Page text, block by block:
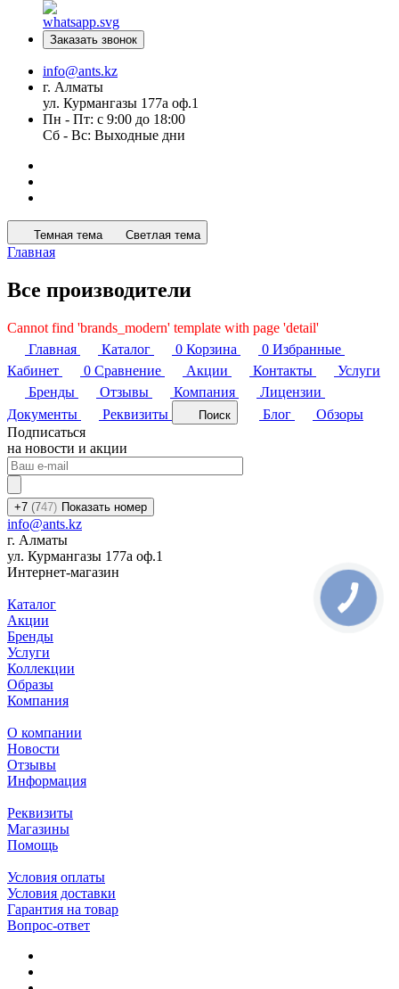
Заказать звонок
info@ants.kz
г. Алматы
ул. Курмангазы 177а оф.1
Пн - Пт: с 9:00 до 18:00
Сб - Вс: Выходные дни
Темная тема Светлая тема
Главная
Все производители
Cannot find 'brands_modern' template with page 'detail'
Главная
Каталог 0 Корзина 0 Избранные
Кабинет
0 Сравнение Акции Контакты
Услуги
Бренды
Отзывы Компания
Лицензии
Документы
Реквизиты Поиск Блог
Обзоры
Подписаться
на новости и акции
+7 (747) Показать номер
info@ants.kz
г. Алматы
ул. Курмангазы 177а оф.1
Интернет-магазин
Каталог
Акции
Бренды
Услуги
Коллекции
Образы
Компания
О компании
Новости
Отзывы
Информация
Реквизиты
Магазины
Помощь
Условия оплаты
Условия доставки
Гарантия на товар
Вопрос-ответ